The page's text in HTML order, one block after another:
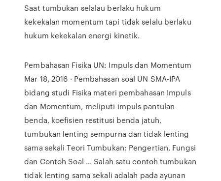
Saat tumbukan selalau berlaku hukum
kekekalan momentum tapi tidak selalu berlaku
hukum kekekalan energi kinetik.
Pembahasan Fisika UN: Impuls dan Momentum
Mar 18, 2016 · Pembahasan soal UN SMA-IPA
bidang studi Fisika materi pembahasan Impuls
dan Momentum, meliputi impuls pantulan
benda, koefisien restitusi benda jatuh,
tumbukan lenting sempurna dan tidak lenting
sama sekali Teori Tumbukan: Pengertian, Fungsi
dan Contoh Soal ... Salah satu contoh tumbukan
tidak lenting sama sekali adalah pada ayunan